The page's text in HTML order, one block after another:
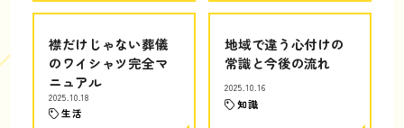
襟だけじゃない葬儀
のワイシャツ完全マ
ニュアル
2025.10.18
生活
地域で違う心付けの
常識と今後の流れ
2025.10.16
知識